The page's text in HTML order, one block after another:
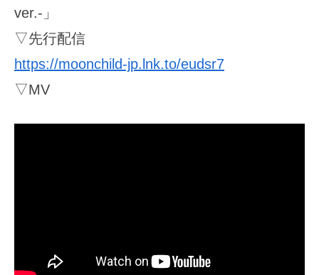
ver.-」
▽先行配信
https://moonchild-jp.lnk.to/eudsr7
▽MV